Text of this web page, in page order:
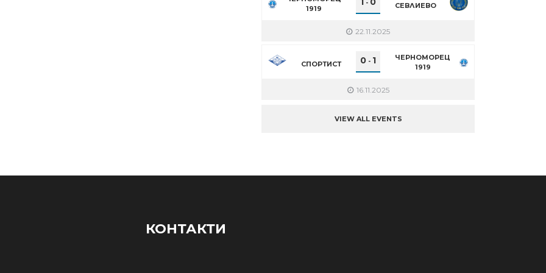
1919
- СЕВЛИЕВО
22.11.2025
СПОРТИСТ 0 - 1
ЧЕРНОМОРЕЦ
1919
16.11.2025
VIEW ALL EVENTS
КОНТАКТИ